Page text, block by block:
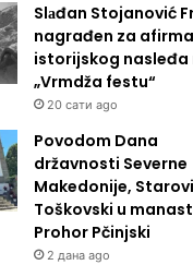
Slаđan Stojanović
nagrađen za
istorijskog nasleđa
„Vrmdža festu“
20 сати ago
Povodom Dana
državnosti Severne
Makedonije,
Toškovski u
Prohor Pčinjski
2 дана ago